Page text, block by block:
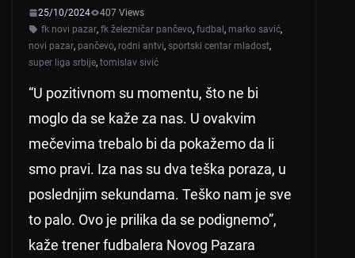
25/10/2024
407 Views
fk novi pazar, fk železničar pančevo, fudbal, marko savić,
novi pazar, pančevo, rodni antvi, sportski centar mladost,
super liga srbije, tomislav sivić
“U pozitivnom su momentu, što ne bi
moglo da se kaže za nas. U ovakvim
mečevima trebalo bi da pokažemo da li
smo pravi. Iza nas su dva teška poraza, u
poslednjim sekundama. Teško nam je sve
to palo. Ovo je prilika da se podignemo”,
kaže trener fudbalera Novog Pazara